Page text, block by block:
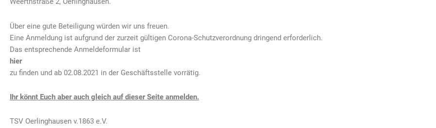
Über eine gute Beteiligung würden wir uns freuen.
Eine Anmeldung ist aufgrund der zurzeit gültigen Corona-Schutzverordnung dringend erforderlich.
Das entsprechende Anmeldeformular ist
hier
zu finden und ab 02.08.2021 in der Geschäftsstelle vorrätig.
Ihr könnt Euch aber auch gleich auf dieser Seite anmelden.
TSV Oerlinghausen v.1863 e.V.